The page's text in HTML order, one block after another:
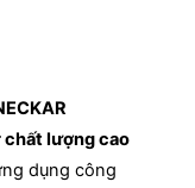
chất lượng cao
dụng công